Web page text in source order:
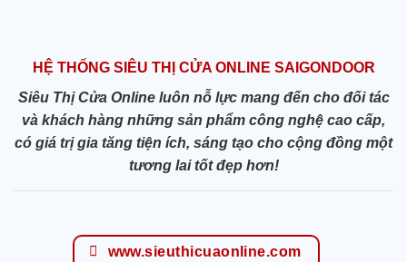
HỆ THỐNG SIÊU THỊ CỬA ONLINE SAIGONDOOR
Siêu Thị Cửa Online luôn nỗ lực mang đến cho đối tác
và khách hàng những sản phẩm công nghệ cao cấp,
có giá trị gia tăng tiện ích, sáng tạo cho cộng đồng một
tương lai tốt đẹp hơn!
www.sieuthicuaonline.com